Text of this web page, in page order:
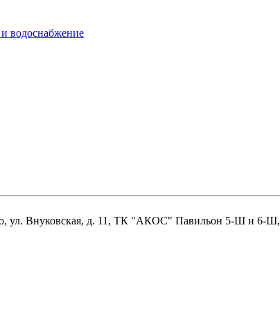
ул. Внуковская, д. 11, ТК "АКОС" Павильон 5-Ш и 6-Ш,